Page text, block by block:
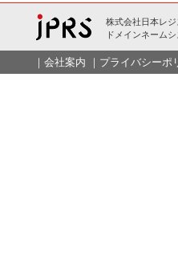
株式会社日本レ
ドメインネーム
｜ 会社案内 ｜ プライバシーポ